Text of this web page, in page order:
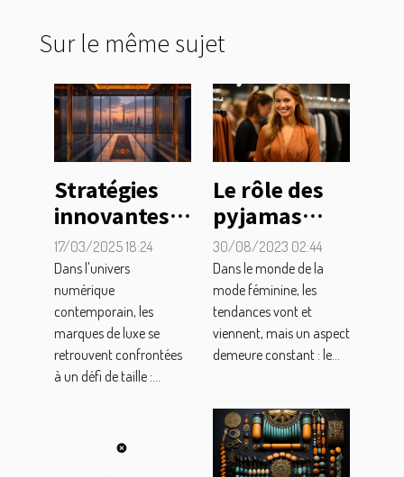
Sur le même sujet
Stratégies
innovantes
pour
augmenter
la visibilité
des marques
de luxe sur
les réseaux
17/03/2025 18:24
Dans l'univers
numérique
contemporain, les
marques de luxe se
retrouvent confrontées
à un défi de taille :...
Le rôle des
pyjamas
pilou pilou
dans la
promotion
du bien-être
féminin
30/08/2023 02:44
Dans le monde de la
mode féminine, les
tendances vont et
viennent, mais un aspect
demeure constant : le...